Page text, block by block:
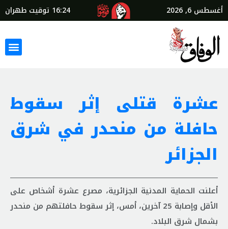
أغسطس 6, 2026 16:24 توقيت طهران
عشرة قتلى إثر سقوط
حافلة من منحدر في شرق
الجزائر
أعلنت الحماية المدنية الجزائرية، مصرع عشرة أشخاص على
الأقل وإصابة 25 آخرين، أمس، إثر سقوط حافلتهم من منحدر
بشمال شرق البلاد.